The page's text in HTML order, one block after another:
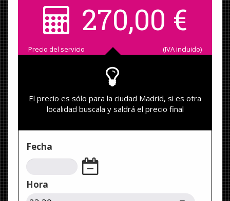
270,00 €
Precio del servicio (IVA incluido)
El precio es sólo para la ciudad Madrid, si es otra
localidad buscala y saldrá el precio final
Fecha
Hora